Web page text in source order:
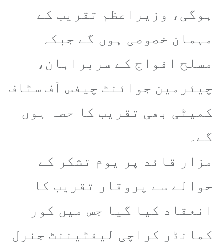
ہوگی، وزیراعظم تقریب کے
مہمان خصوصی ہوں گے جبکہ
مسلح افواج کے سربراہان،
چیئرمین جوائنٹ چیفس آف سٹاف
کمیٹی بھی تقریب کا حصہ ہوں
گے۔
مزار قائد پر یوم تشکر کے
حوالے سے پروقار تقریب کا
انعقاد کیا گیا جس میں کور
کمانڈر کراچی لیفٹیننٹ جنرل